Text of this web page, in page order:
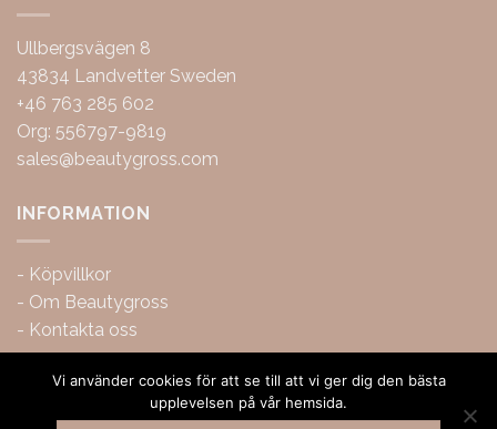
Ullbergsvägen 8
43834 Landvetter Sweden
+46 763 285 602
Org: 556797-9819
sales@beautygross.com
INFORMATION
- Köpvillkor
- Om Beautygross
- Kontakta oss
Vi använder cookies för att se till att vi ger dig den bästa
upplevelsen på vår hemsida.